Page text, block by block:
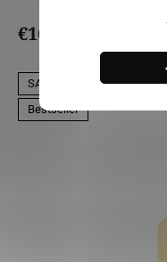
€167,09
SALECODE:LILI5:5:%
Bestseller